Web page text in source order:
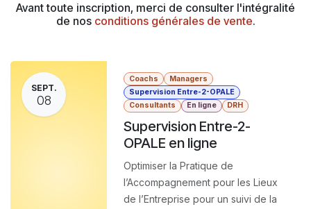
Avant toute inscription, merci de consulter l'intégralité
de nos conditions générales de vente.
SEPT.
08
Coachs
Managers
Supervision Entre-2-OPALE
Consultants
En ligne DRH
Supervision Entre-2-
OPALE en ligne
Optimiser la Pratique de
l’Accompagnement pour les Lieux
de l’Entreprise pour un suivi de la